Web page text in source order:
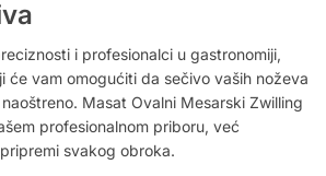
i profesionalci u gastronomiji,
će vam omogućiti da sečivo vaših noževa
Masat Ovalni Mesarski Zwilling
profesionalnom priboru, već
svakog obroka.